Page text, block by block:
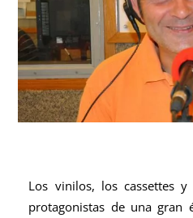
Los vinilos, los cassettes
protagonistas de una gran